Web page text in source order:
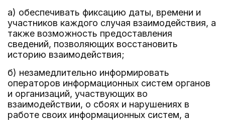
а) обеспечивать фиксацию даты, времени и
участников каждого случая взаимодействия, а
также возможность предоставления
сведений, позволяющих восстановить
историю взаимодействия;
б) незамедлительно информировать
операторов информационных систем органов
и организаций, участвующих во
взаимодействии, о сбоях и нарушениях в
работе своих информационных систем, а